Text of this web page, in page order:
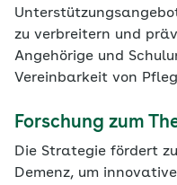
zu verbreitern und
Angehörige und
Vereinbarkeit von
Forschung zum
Die Strategie fördert
Demenz, um